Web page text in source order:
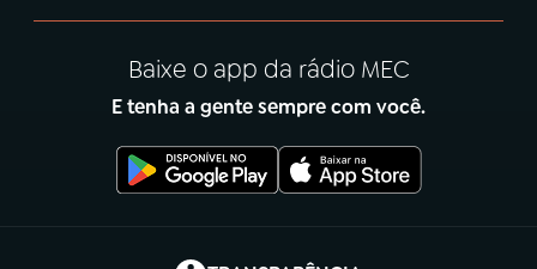
Baixe o app da rádio MEC
E tenha a gente sempre com você.